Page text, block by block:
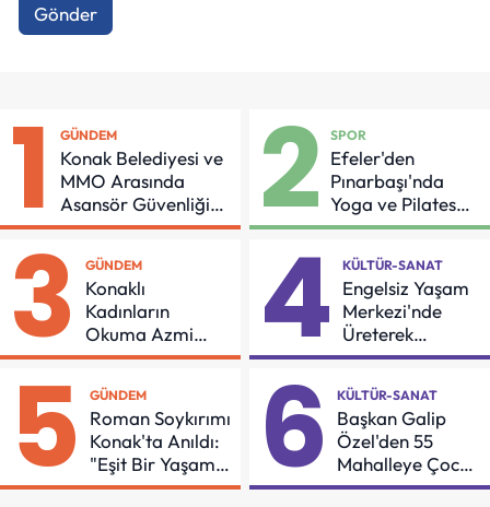
Gönder
1 GÜNDEM
Konak Belediyesi ve
MMO Arasında
Asansör Güvenliği
İçin Önemli Protokol
2 SPOR
Efeler'den
Pınarbaşı'nda
Yoga ve Pilates
Buluşması
3 GÜNDEM
Konaklı
Kadınların
Okuma Azmi
Örnek Oldu
4 KÜLTÜR-SANAT
Engelsiz Yaşam
Merkezi'nde
Üreterek
Güçleniyorlar
5 GÜNDEM
Roman Soykırımı
Konak'ta Anıldı:
"Eşit Bir Yaşam
İçin Mücadeleyi
6 KÜLTÜR-SANAT
Başkan Galip
Özel'den 55
Mahalleye Çocuk
Şenliği